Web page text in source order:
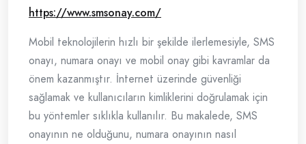
https://www.smsonay.com/
Mobil teknolojilerin hızlı bir şekilde ilerlemesiyle, SMS
onayı, numara onayı ve mobil onay gibi kavramlar da
önem kazanmıştır. İnternet üzerinde güvenliği
sağlamak ve kullanıcıların kimliklerini doğrulamak için
bu yöntemler sıklıkla kullanılır. Bu makalede, SMS
onayının ne olduğunu, numara onayının nasıl